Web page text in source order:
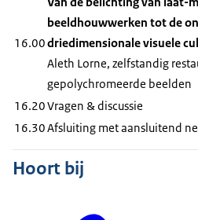
16.00
beeldhouwwerken tot de
driedimensionale visuele
Aleth Lorne, zelfstandig
gepolychromeerde beelden
16.20Vragen & discussie
16.30Afsluiting met aansluitend
Hoort bij